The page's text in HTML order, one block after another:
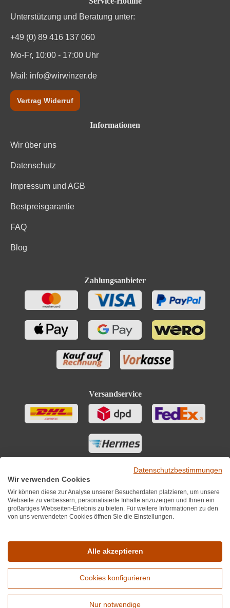
Unterstützung und Beratung unter:
+49 (0) 89 416 137 060
Mo-Fr, 10:00 - 17:00 Uhr
Mail: info@wirwinzer.de
Vertrag Widerruf
Informationen
Wir über uns
Datenschutz
Impressum und AGB
Bestpreisgarantie
FAQ
Blog
Zahlungsanbieter
Versandservice
*Alle Preise inkl. MwST zzgl. 5,90€ Versandkosten je Winzer.
Versandkostenfrei ab 12 Flaschen je Winzer.
Datenschutzbestimmungen
Wir verwenden Cookies
Wir können diese zur Analyse unserer Besucherdaten platzieren, um unsere
Webseite zu verbessern, personalisierte Inhalte anzuzeigen und Ihnen ein
großartiges Webseiten-Erlebnis zu bieten. Für weitere Informationen zu den
von uns verwendeten Cookies öffnen Sie die Einstellungen.
Alle akzeptieren
Cookies konfigurieren
Nur notwendige